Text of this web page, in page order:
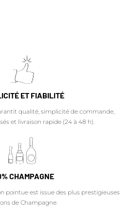
ET FIABILITÉ
qualité, simplicité de commande,
et livraison rapide (24 à 48 h).
CHAMPAGNE
pointue est issue des plus prestigieuses
de Champagne.